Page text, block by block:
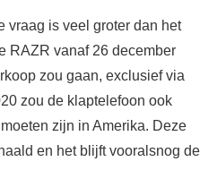
vraag is veel groter dan het
RAZR vanaf 26 december
zou gaan, exclusief via
zou de klaptelefoon ook
zijn in Amerika. Deze
en het blijft vooralsnog de